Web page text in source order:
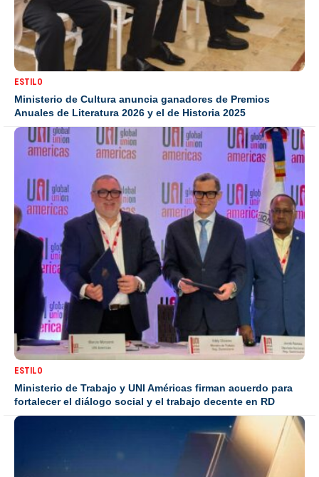
ESTILO
Ministerio de Cultura anuncia ganadores de Premios
Anuales de Literatura 2026 y el de Historia 2025
ESTILO
Ministerio de Trabajo y UNI Américas firman acuerdo para
fortalecer el diálogo social y el trabajo decente en RD